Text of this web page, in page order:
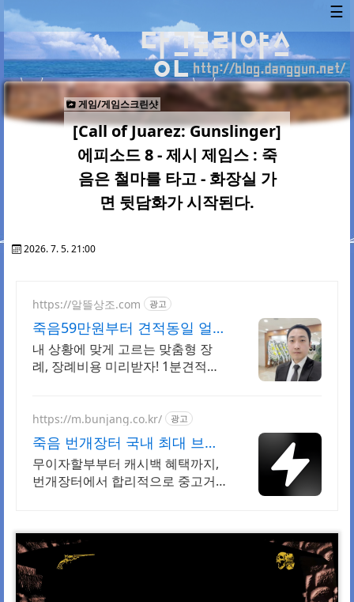
☰
게임/게임스크린샷
[Call of Juarez: Gunslinger]
에피소드 8 - 제시 제임스 : 죽
음은 철마를 타고 - 화장실 가
면 뒷담화가 시작된다.
2026. 7. 5. 21:00
https://알뜰상조.com 광고
죽음59만원부터 견적동일 얼굴
을 걸고 처음부터 끝까지
내 상황에 맞게 고르는 맞춤형 장
례, 장례비용 미리받자! 1분견적으
https://m.bunjang.co.kr/ 광고
죽음 번개장터 국내 최대 브랜
드 중고거래
무이자할부부터 캐시백 혜택까지,
번개장터에서 합리적으로 중고거
상의 신규 상품 업로드